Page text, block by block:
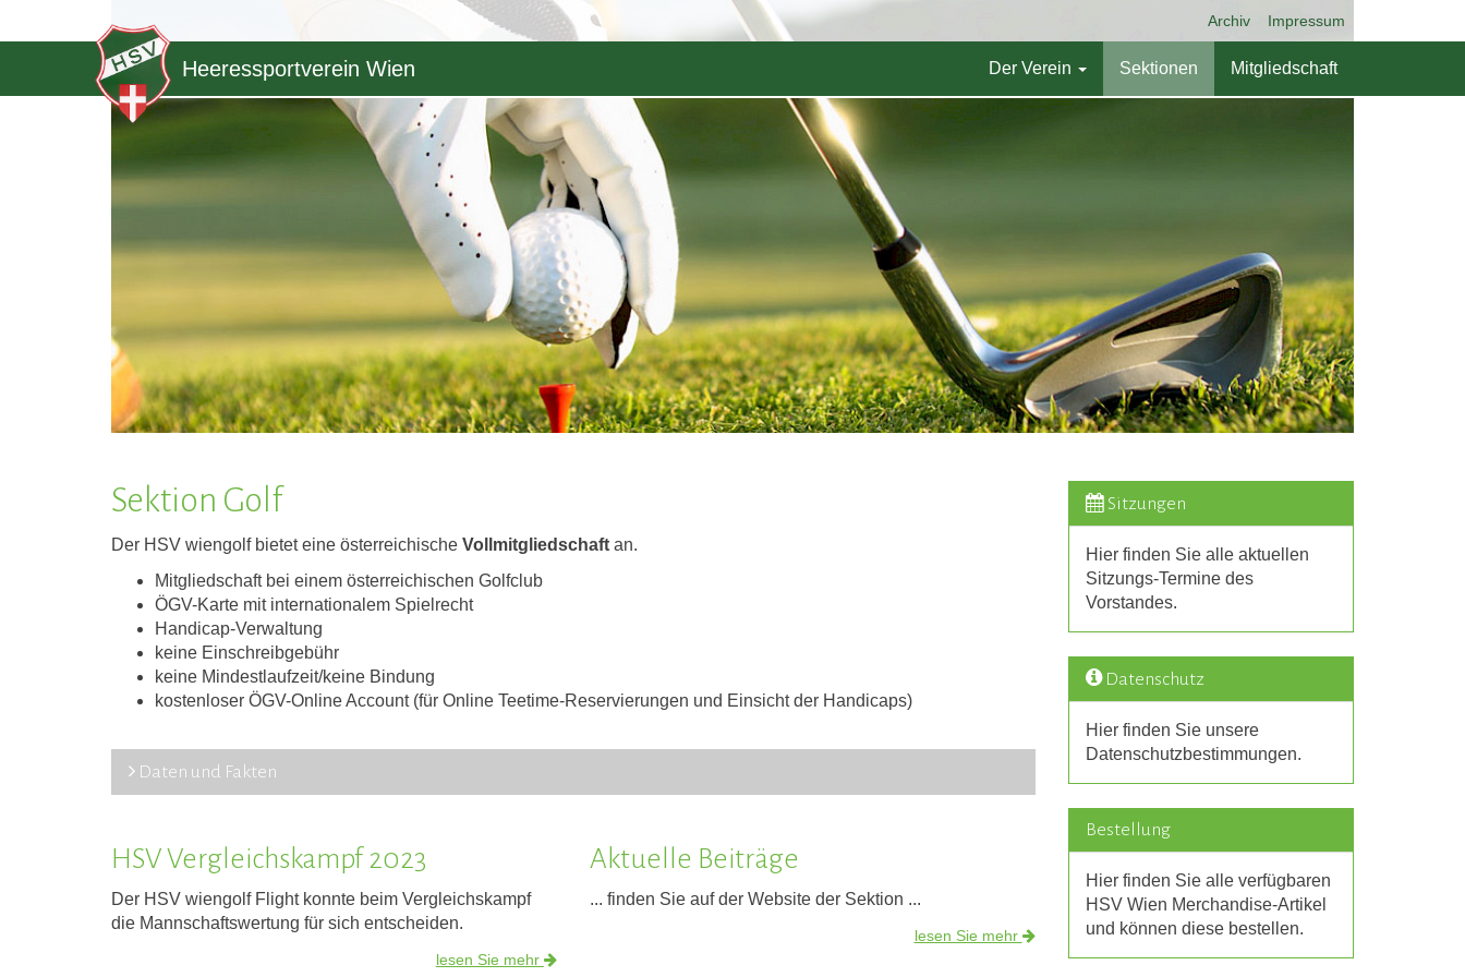
Archiv Impressum
Heeressportverein Wien Der Verein Sektionen Mitgliedschaft
Sektion Golf
Der HSV wiengolf bietet eine österreichische Vollmitgliedschaft an.
Mitgliedschaft bei einem österreichischen Golfclub
ÖGV-Karte mit internationalem Spielrecht
Handicap-Verwaltung
keine Einschreibgebühr
keine Mindestlaufzeit/keine Bindung
kostenloser ÖGV-Online Account (für Online Teetime-Reservierungen und Einsicht der Handicaps)
Daten und Fakten
HSV Vergleichskampf 2023
Der HSV wiengolf Flight konnte beim Vergleichskampf
die Mannschaftswertung für sich entscheiden.
lesen Sie mehr
Aktuelle Beiträge
... finden Sie auf der Website der Sektion ...
lesen Sie mehr
Sitzungen
Hier finden Sie alle aktuellen
Sitzungs-Termine des
Vorstandes.
Datenschutz
Hier finden Sie unsere
Datenschutzbestimmungen.
Bestellung
Hier finden Sie alle verfügbaren
HSV Wien Merchandise-Artikel
und können diese bestellen.